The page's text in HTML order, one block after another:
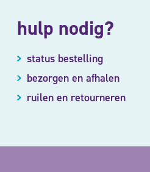
hulp nodig?
status bestelling
bezorgen en afhalen
ruilen en retourneren